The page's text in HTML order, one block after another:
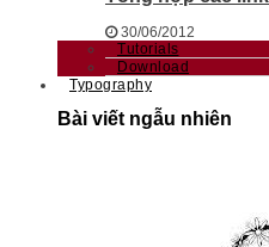
30/06/2012
Tutorials
Download
Typography
Bài viết ngẫu nhiên